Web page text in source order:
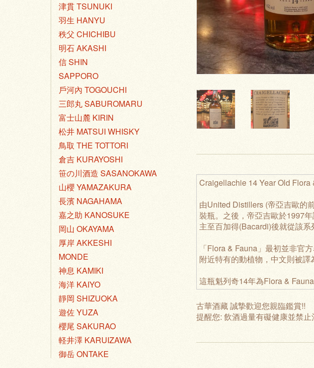
津貫 TSUNUKI
羽生 HANYU
秩父 CHICHIBU
明石 AKASHI
信 SHIN
SAPPORO
戶河內 TOGOUCHI
三郎丸 SABUROMARU
富士山麓 KIRIN
松井 MATSUI WHISKY
鳥取 THE TOTTORI
倉吉 KURAYOSHI
笹の川酒造 SASANOKAWA
山櫻 YAMAZAKURA
長濱 NAGAHAMA
嘉之助 KANOSUKE
岡山 OKAYAMA
厚岸 AKKESHI
MONDE
神息 KAMIKI
海洋 KAIYO
靜岡 SHIZUOKA
遊佐 YUZA
櫻尾 SAKURAO
軽井澤 KARUIZAWA
御岳 ONTAKE
Craigellachie 14 Year Old
由United Distillers (帝亞吉歐的
裝瓶。之後，帝亞吉歐於1997
主至百加得(Bacardi)後就從該系
「Flora & Fauna」最初並非官
附近特有的動植物，中文則被譯
這瓶魁列奇14年為Flora &
古華酒藏 誠摯歡迎您親臨鑑賞!!
提醒您: 飲酒過量有礙健康並禁